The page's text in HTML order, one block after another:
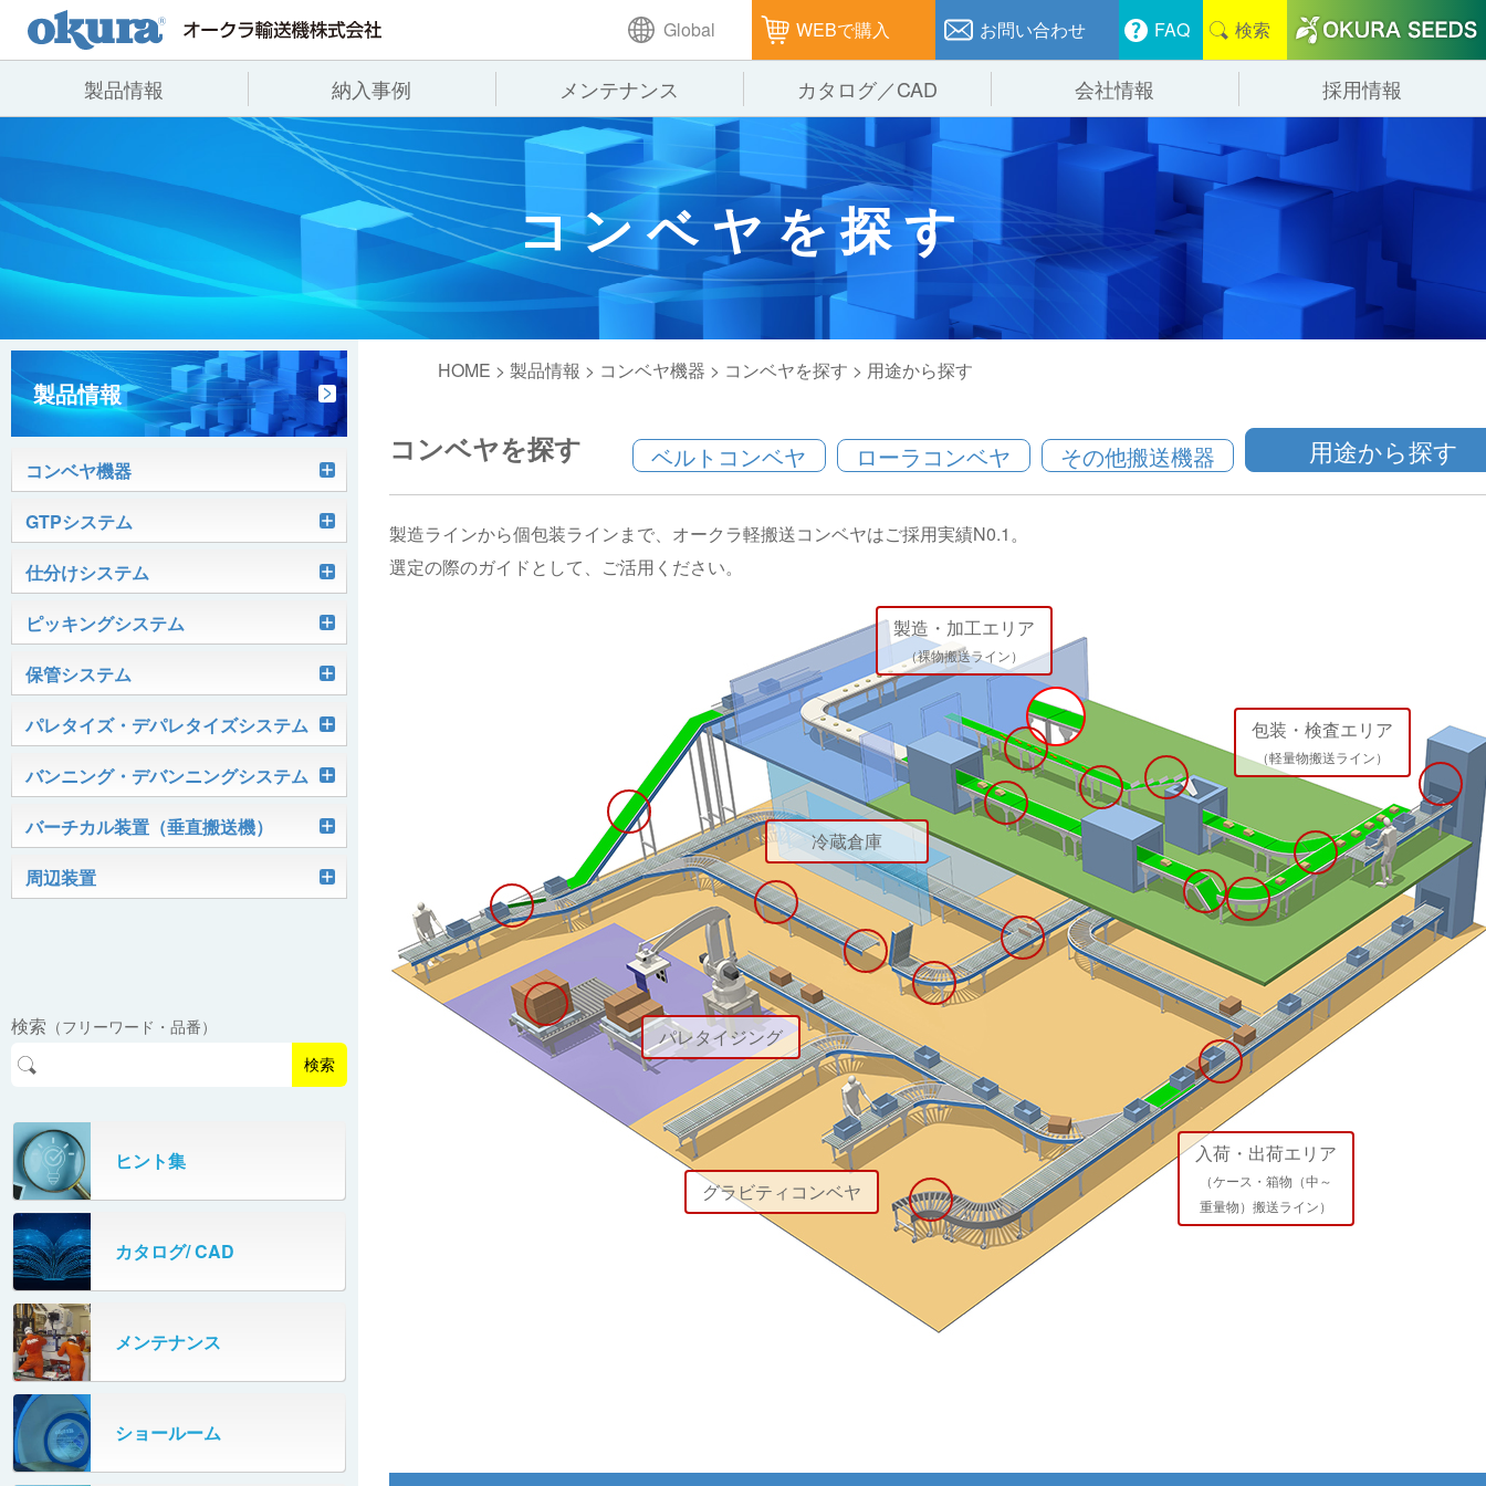
Global WEBで購入 お問い合わせ FAQ 検索
製品情報
製品情報
コンベヤ機器
コンベヤ機器を探す
用途から探す
ヒント集
GTPシステム 仕分けシステム
ピッキングシステム 保管システム
パレタイズ・デパレタイズシステム バンニング・デバンニングシステム
バーチカル装置（垂直搬送機） 周辺機器
納入事例
納入事例
全業種 製造 物流
飲料 通販 食品
メンテナンス カタログ／CAD
会社情報
会社情報
代表あいさつ 企業理念 会社概要
事業所一覧 オークラグループ 事業紹介
沿革 オークラの取組み
採用情報
コンベヤを探す
製品情報
コンベヤ機器
軽搬送コンベヤ
ベルコンミニ
ファインコンベヤ
マグネット駆動コンベヤ
ジャブコン®
プラスチックベルトコンベヤ
オークラ キャリーライン®
ケース搬送コンベヤ
ユニコンV
ユニコンJr
クールコンベヤ®Ⅱ
チェーン駆動ローラコンベヤ
チェーン駆動ローラ単体
パレットコンベヤ
グラビティコンベヤ
ローラコンベヤ
ホイールコンベヤ
フリーカーブコンベヤ
モータローラ＆コンベヤ
モータローラ単体
モータローラコンベヤ
マテハン機器
オークラホッパー
ポータブルクレーン
OKベルコン（スタンダードタイプ）
生産終了品
GTPシステム
Skypod®（スカイポッド）
AGVシステム
OKURUN® /TW300
仕分けシステム
ユニソーター
ハイスピードソーター
ディスクソーター
アングルソーター
クロスベルトソーター（汎用タイプ）
ピッキングシステム
PTIシステム
ピカトルシリーズ
HASS（ハズ）シリーズ
ピックティーチャシステム
バラピッキングロボットシステム
保管システム
Quick Shuttle®
パレタイズ・デパレタイズシステム
ロボットパレタイザ
ロボットパレタイザAi1800Ⅱ-C
ロボットパレタイザAi1800Ⅱ
ビジョンパレタイズシステム
ビジョンデパレタイズシステム
PHC80L
ガントレーパレタイザ
PHC350・PHC330
PZC150・PZC110
DHC350
667
バンニング・デバンニングシステム
トラックローダ「TL-2P」
伸縮ベルトコンベヤ
バーチカル装置（垂直搬送機）
ミニパーフェ® / VCS-Z
パーフェクトベヤー® / PV（スチール
製）
パーフェクトベヤー® / AP（アルミ
タテコン® / TC
周辺装置
オリプナー
高速転換機
スタッカ&アンスタッカ
米袋自動投入装置
フローラック自動補充装置
牛乳パック自動投入装置
ターンコンベヤ
マルチレーンダイバータ®
検索 （フリーワード・品番）
検索
ヒント集
カタログ/ CAD
メンテナンス
ショールーム
HOME > 製品情報 > コンベヤ機器 > コンベヤを探す > 用途から探す
コンベヤを探す ベルトコンベヤ ローラコンベヤ その他搬送機器 用途から探す
製造ラインから個包装ラインまで、オークラ軽搬送コンベヤはご採用実績N0.1。
選定の際のガイドとして、ご活用ください。
製造・加工エリア
（裸物搬送ライン）
包装・検査エリア
（軽量物搬送ライン）
冷蔵倉庫
パレタイジング
グラビティコンベヤ
入荷・出荷エリア
（ケース・箱物（中～
重量物）搬送ライン）